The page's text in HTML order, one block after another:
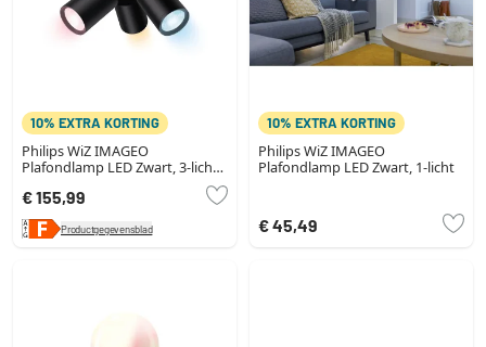
10% EXTRA KORTING
Philips WiZ IMAGEO
Plafondlamp LED Zwart, 3-lichts,
€ 155,99
Productgegevensblad
10% EXTRA KORTING
Philips WiZ IMAGEO
Plafondlamp LED Zwart, 1-licht
€ 45,49